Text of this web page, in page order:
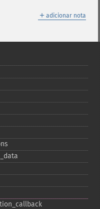
＋ adicionar nota